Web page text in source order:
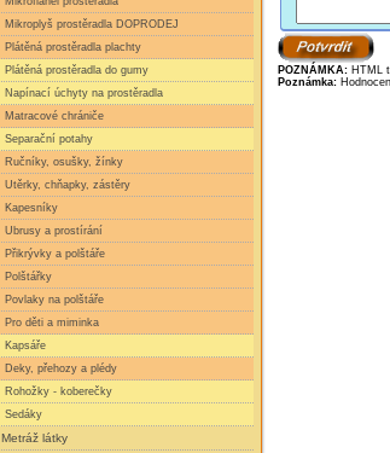
Mikroplyš prostěradla DOPRODEJ
Plátěná prostěradla plachty
Plátěná prostěradla do gumy
Napínací úchyty na prostěradla
Matracové chrániče
Separační potahy
Ručníky, osušky, žínky
Utěrky, chňapky, zástěry
Kapesníky
Ubrusy a prostírání
Přikrývky a polštáře
Polštářky
Povlaky na polštáře
Pro děti a miminka
Kapsáře
Deky, přehozy a plédy
Rohožky - koberečky
Sedáky
Metráž látky
POZNÁMKA: HTML
Poznámka: